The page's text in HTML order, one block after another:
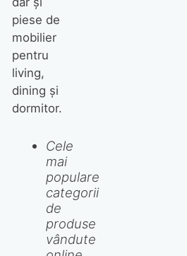
piese de
mobilier
pentru
living,
dining și
dormitor.
Cele
mai
populare
categorii
de
produse
vândute